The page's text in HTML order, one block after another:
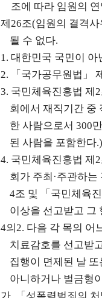
조에 따라 임원의
제26조(임원의 결격사
될 수 없다.
1. 대한민국 국민이 아
2.
「 국가공무원법 」
3. 국민체육진흥법 제2
회에서 재직기간 중
한 사람으로서300
된 사람을 포함한다
4. 국민체육진흥법 제2
회가 주최 ·주관하는
4조 및 「 국민체육
이상을 선고받고 그
4의2. 다음 각 목의 어
치료감호를 선고받
집행이 면제된 날
아니하거나 벌금형